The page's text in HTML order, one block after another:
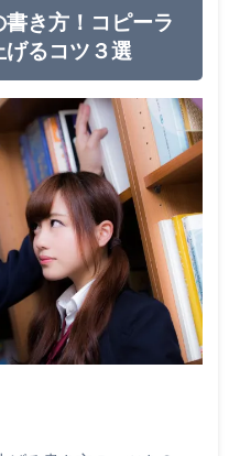
き方！コピーラ
るコツ３選